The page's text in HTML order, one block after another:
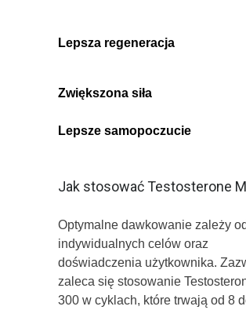
Lepsza regeneracja
Zwiększona siła
Lepsze samopoczucie
Jak stosować Testosterone
Optymalne dawkowanie zależy od
indywidualnych celów oraz
doświadczenia użytkownika.
zaleca się stosowanie
300 w cyklach, które trwają od 8